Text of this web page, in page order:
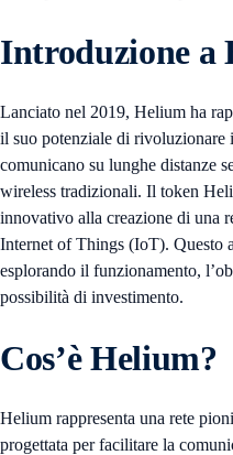
Introduzione a
Lanciato nel 2019, Helium ha
il suo potenziale di
comunicano su lunghe distanze
wireless tradizionali. Il token
innovativo alla creazione di una
Internet of Things (IoT). Questo
esplorando il funzionamento,
possibilità di investimento.
Cos’è Helium?
Helium rappresenta una rete
progettata per facilitare la